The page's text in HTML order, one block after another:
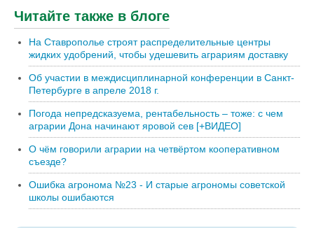
Читайте также в блоге
На Ставрополье строят распределительные центры
жидких удобрений, чтобы удешевить аграриям доставку
Об участии в междисциплинарной конференции в Санкт-
Петербурге в апреле 2018 г.
Погода непредсказуема, рентабельность – тоже: с чем
аграрии Дона начинают яровой сев [+ВИДЕО]
О чём говорили аграрии на четвёртом кооперативном
съезде?
Ошибка агронома №23 - И старые агрономы советской
школы ошибаются